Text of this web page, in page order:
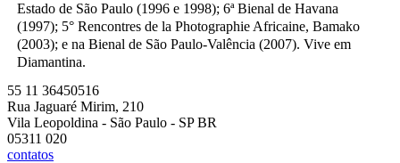
Estado de São Paulo (1996 e 1998); 6ª Bienal de Havana
(1997); 5° Rencontres de la Photographie Africaine, Bamako
(2003); e na Bienal de São Paulo-Valência (2007). Vive em
Diamantina.
55 11 36450516
Rua Jaguaré Mirim, 210
Vila Leopoldina - São Paulo - SP BR
05311 020
contatos